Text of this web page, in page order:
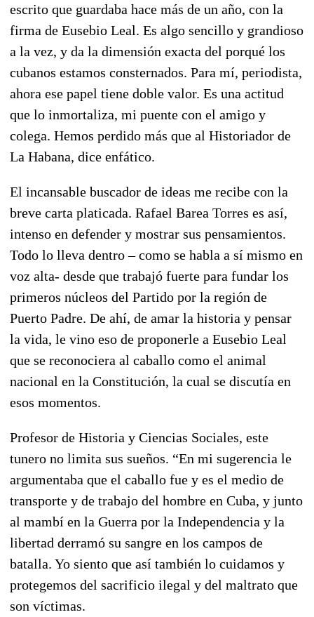
escrito que guardaba hace más de un año, con la
firma de Eusebio Leal. Es algo sencillo y grandioso
a la vez, y da la dimensión exacta del porqué los
cubanos estamos consternados. Para mí, periodista,
ahora ese papel tiene doble valor. Es una actitud
que lo inmortaliza, mi puente con el amigo y
colega. Hemos perdido más que al Historiador de
La Habana, dice enfático.
El incansable buscador de ideas me recibe con la
breve carta platicada. Rafael Barea Torres es así,
intenso en defender y mostrar sus pensamientos.
Todo lo lleva dentro – como se habla a sí mismo en
voz alta- desde que trabajó fuerte para fundar los
primeros núcleos del Partido por la región de
Puerto Padre. De ahí, de amar la historia y pensar
la vida, le vino eso de proponerle a Eusebio Leal
que se reconociera al caballo como el animal
nacional en la Constitución, la cual se discutía en
esos momentos.
Profesor de Historia y Ciencias Sociales, este
tunero no limita sus sueños. “En mi sugerencia le
argumentaba que el caballo fue y es el medio de
transporte y de trabajo del hombre en Cuba, y junto
al mambí en la Guerra por la Independencia y la
libertad derramó su sangre en los campos de
batalla. Yo siento que así también lo cuidamos y
protegemos del sacrificio ilegal y del maltrato que
son víctimas.